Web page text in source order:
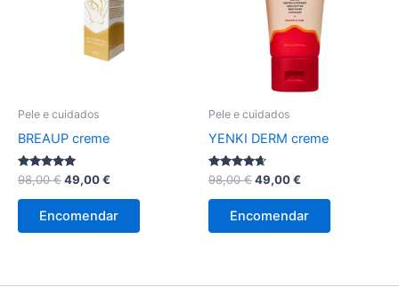
Pele e cuidados
BREAUP creme
Avaliação
5.00
de 5
98,00€O
original
era:
49,00€
é:
Encomendar
Pele e cuidados
YENKI DERM creme
Avaliação
4.50
de 5
98,00€O
original
era:
49,00€
é:
Encomendar